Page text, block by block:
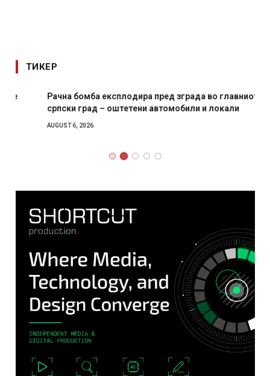
ТИКЕР
Рачна бомба експлодира пред зграда во главниот
српски град – оштетени автомобили и локали
AUGUST 6, 2026